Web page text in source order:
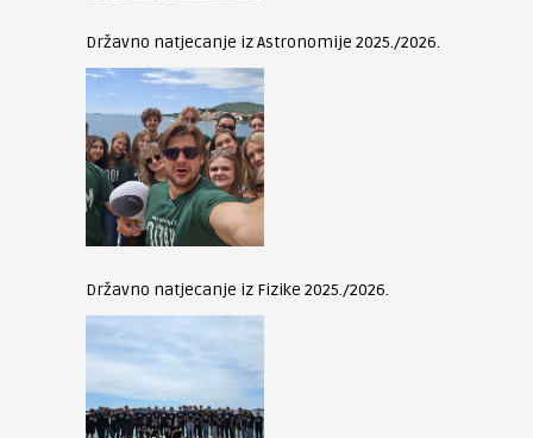
Državno natjecanje iz Astronomije 2025./2026.
Državno natjecanje iz Fizike 2025./2026.